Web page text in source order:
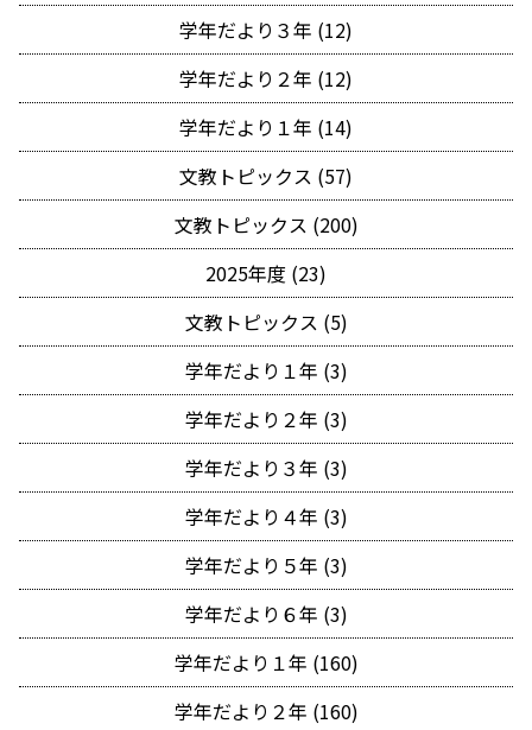
学年だより３年 (12)
学年だより２年 (12)
学年だより１年 (14)
文教トピックス (57)
文教トピックス (200)
2025年度 (23)
文教トピックス (5)
学年だより１年 (3)
学年だより２年 (3)
学年だより３年 (3)
学年だより４年 (3)
学年だより５年 (3)
学年だより６年 (3)
学年だより１年 (160)
学年だより２年 (160)